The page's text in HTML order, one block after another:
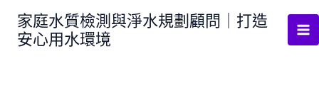
家庭水質檢測與淨水規劃顧問｜打造
安心用水環境